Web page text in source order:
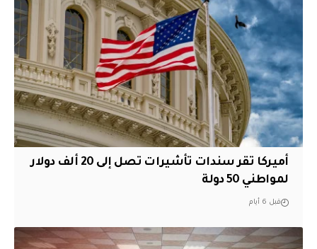
أميركا تقر سندات تأشيرات تصل إلى 20 ألف دولار
لمواطني 50 دولة
قبل 6 أيام